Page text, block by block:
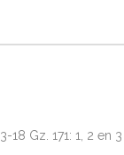
Gz. 171: 1, 2 en